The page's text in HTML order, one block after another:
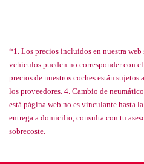
*1. Los precios incluidos en nuestra web
vehículos pueden no corresponder con
precios de nuestros coches están
los proveedores. 4. Cambio de
está página web no es vinculante hasta
entrega a domicilio, consulta con tu
sobrecoste.